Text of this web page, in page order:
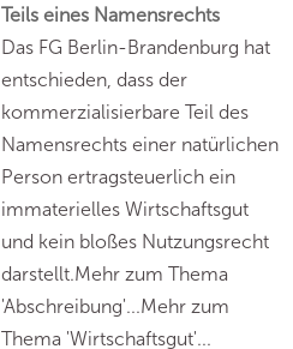
Teils eines Namensrechts
Das FG Berlin-Brandenburg hat
entschieden, dass der
kommerzialisierbare Teil des
Namensrechts einer natürlichen
Person ertragsteuerlich ein
immaterielles Wirtschaftsgut
und kein bloßes Nutzungsrecht
darstellt.Mehr zum Thema
'Abschreibung'...Mehr zum
Thema 'Wirtschaftsgut'...